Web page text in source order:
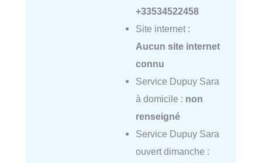
+33534522458
Site internet :
Aucun site internet
connu
Service Dupuy Sara
à domicile : non
renseigné
Service Dupuy Sara
ouvert dimanche :